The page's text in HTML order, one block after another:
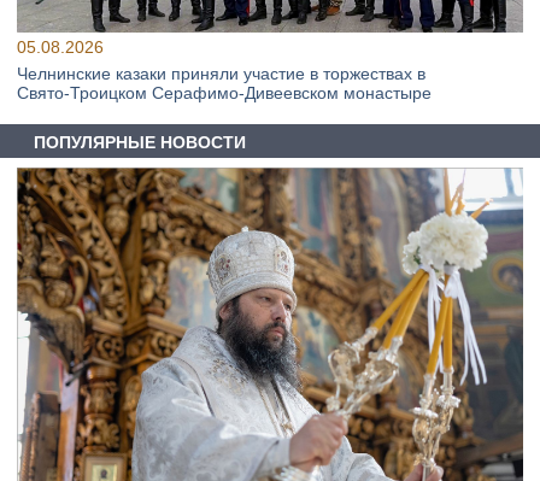
05.08.2026
Челнинские казаки приняли участие в торжествах в
Свято‑Троицком Серафимо‑Дивеевском монастыре
ПОПУЛЯРНЫЕ НОВОСТИ